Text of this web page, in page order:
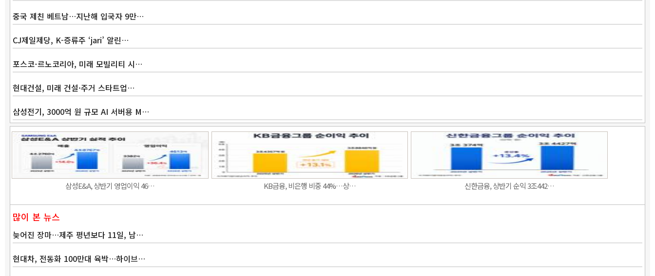
중국 제친 베트남…지난해 입국자 9만…
CJ제일제당, K-증류주 ‘jari’ 알린…
포스코-르노코리아, 미래 모빌리티 시…
현대건설, 미래 건설·주거 스타트업…
삼성전기, 3000억 원 규모 AI 서버용 M…
삼성E&A, 상반기 영업이익 46… KB금융, 비은행 비중 44%…상… 신한금융, 상반기 순익 3조442…
많이 본 뉴스
늦어진 장마…제주 평년보다 11일, 남…
현대차, 전동화 100만대 육박…하이브…